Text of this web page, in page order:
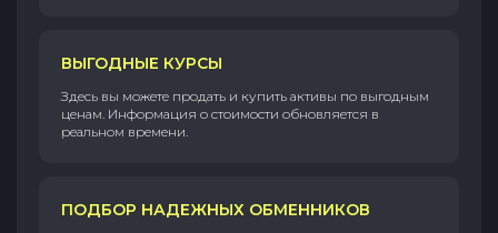
ВЫГОДНЫЕ КУРСЫ
Здесь вы можете продать и купить активы по выгодным
ценам. Информация о стоимости обновляется в
реальном времени.
ПОДБОР НАДЕЖНЫХ ОБМЕННИКОВ